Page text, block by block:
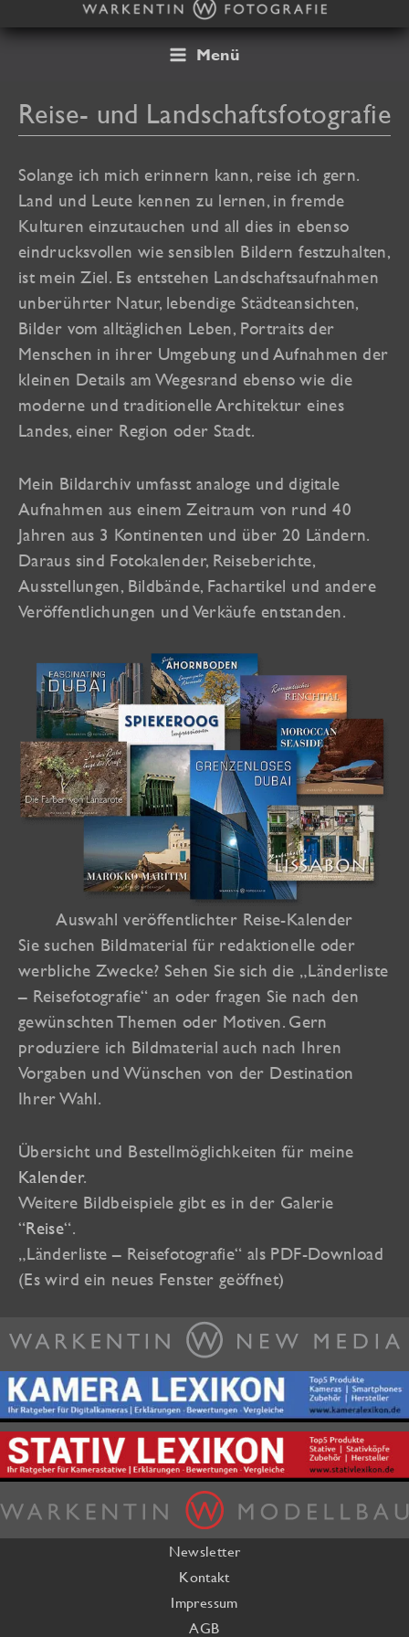
Inhalt
Menü
Reise- und Landschaftsfotografie
Solange ich mich erinnern kann, reise ich gern.
Land und Leute kennen zu lernen, in fremde
Kulturen einzutauchen und all dies in ebenso
eindrucksvollen wie sensiblen Bildern festzuhalten,
ist mein Ziel. Es entstehen Landschaftsaufnahmen
unberührter Natur, lebendige Städteansichten,
Bilder vom alltäglichen Leben, Portraits der
Menschen in ihrer Umgebung und Aufnahmen der
kleinen Details am Wegesrand ebenso wie die
moderne und traditionelle Architektur eines
Landes, einer Region oder Stadt.
Mein Bildarchiv umfasst analoge und digitale
Aufnahmen aus einem Zeitraum von rund 40
Jahren aus 3 Kontinenten und über 20 Ländern.
Daraus sind Fotokalender, Reiseberichte,
Ausstellungen, Bildbände, Fachartikel und andere
Veröffentlichungen und Verkäufe entstanden.
Auswahl veröffentlichter Reise-Kalender
Sie suchen Bildmaterial für redaktionelle oder
werbliche Zwecke? Sehen Sie sich die „Länderliste
– Reisefotografie“ an oder fragen Sie nach den
gewünschten Themen oder Motiven. Gern
produziere ich Bildmaterial auch nach Ihren
Vorgaben und Wünschen von der Destination
Ihrer Wahl.
Übersicht und Bestellmöglichkeiten für meine
Kalender.
Weitere Bildbeispiele gibt es in der Galerie
“Reise“.
„Länderliste – Reisefotografie“ als PDF-Download
(Es wird ein neues Fenster geöffnet)
Newsletter
Kontakt
Impressum
AGB